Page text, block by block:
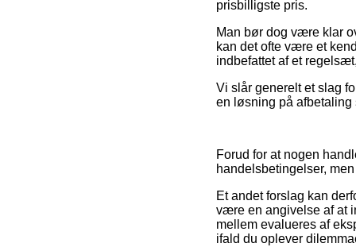
prisbilligste pris.
Man bør dog være klar
kan det ofte være et
indbefattet af et
Vi slår generelt et slag
en løsning på afbetaling
Forud for at nogen
handelsbetingelser,
Et andet forslag kan
være en angivelse af at
mellem evalueres af
ifald du oplever